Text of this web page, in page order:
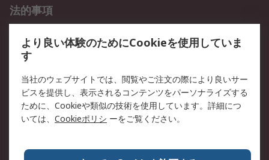
法的事項
クッキーポリシー
RSについて
会社概要
採用情報
プレスリリース＆お知ら
コーポレートサイト
全世界のRS RSの歴史
より良い体験のためにCookieを使用していま
す
当社のウェブサイトでは、閲覧やご注文の際により良いサー
ビスを提供し、表示されるコンテンツをパーソナライズする
ために、Cookieや類似の技術を使用しています。詳細につ
いては、 Cookieポリシ ーをご覧ください。